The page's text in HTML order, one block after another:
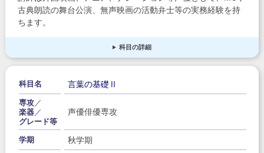
古典朗読の舞台公演、無声映画の活動弁士等の実務経験を持
ちます。
科目の詳細
科目名 言葉の基礎Ⅱ
専攻／
楽器／
グレード等
声優俳優専攻
学期 秋学期